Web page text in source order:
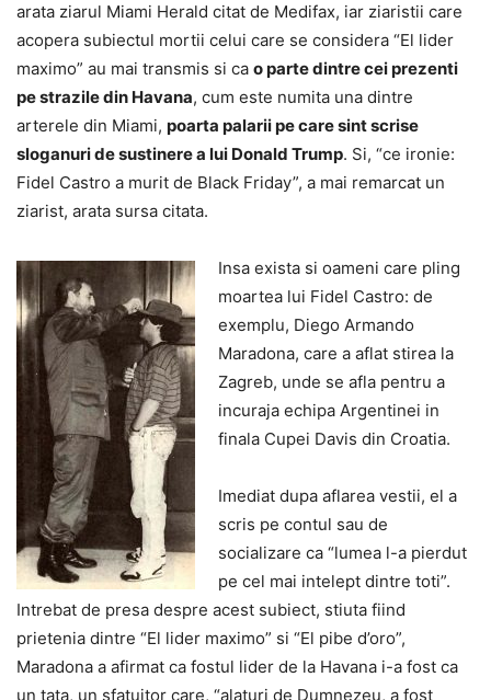
arata ziarul Miami Herald citat de Medifax, iar ziaristii care
acopera subiectul mortii celui care se considera “El lider
maximo” au mai transmis si ca o parte dintre cei prezenti
pe strazile din Havana, cum este numita una dintre
arterele din Miami, poarta palarii pe care sint scrise
sloganuri de sustinere a lui Donald Trump. Si, “ce ironie:
Fidel Castro a murit de Black Friday”, a mai remarcat un
ziarist, arata sursa citata.
Insa exista si oameni care pling
moartea lui Fidel Castro: de
exemplu, Diego Armando
Maradona, care a aflat stirea la
Zagreb, unde se afla pentru a
incuraja echipa Argentinei in
finala Cupei Davis din Croatia.
Imediat dupa aflarea vestii, el a
scris pe contul sau de
socializare ca “lumea l-a pierdut
pe cel mai intelept dintre toti”.
Intrebat de presa despre acest subiect, stiuta fiind
prietenia dintre “El lider maximo” si “El pibe d’oro”,
Maradona a afirmat ca fostul lider de la Havana i-a fost ca
un tata, un sfatuitor care, “alaturi de Dumnezeu, a fost